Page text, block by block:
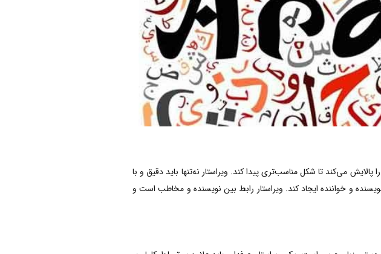
می‌کند تا شکل مناسب‌تری پیدا کند. ویراستار نه‌تنها باید دقیق و با
و خواننده ایجاد کند. ویراستار رابط بین نویسنده و مخاطب است و